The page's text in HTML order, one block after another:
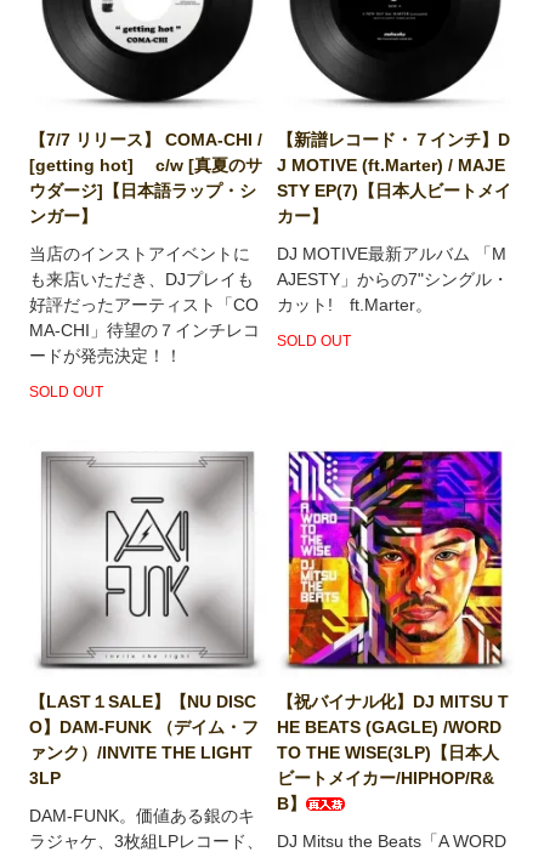
【7/7 リリース】 COMA-CHI /
[getting hot] c/w [真夏のサ
ウダージ]【日本語ラップ・シ
ンガー】
当店のインストアイベントに
も来店いただき、DJプレイも
好評だったアーティスト「CO
MA-CHI」待望の７インチレコ
ードが発売決定！！
SOLD OUT
【新譜レコード・７インチ】D
J MOTIVE (ft.Marter) / MAJE
STY EP(7)【日本人ビートメイ
カー】
DJ MOTIVE最新アルバム 「M
AJESTY」からの7"シングル・
カット! ft.Marter。
SOLD OUT
【LAST１SALE】【NU DISC
O】DAM-FUNK （デイム・フ
ァンク）/INVITE THE LIGHT
3LP
DAM-FUNK。価値ある銀のキ
ラジャケ、3枚組LPレコード、
【祝バイナル化】DJ MITSU T
HE BEATS (GAGLE) /WORD
TO THE WISE(3LP)【日本人
ビートメイカー/HIPHOP/R&
B】
DJ Mitsu the Beats「A WORD